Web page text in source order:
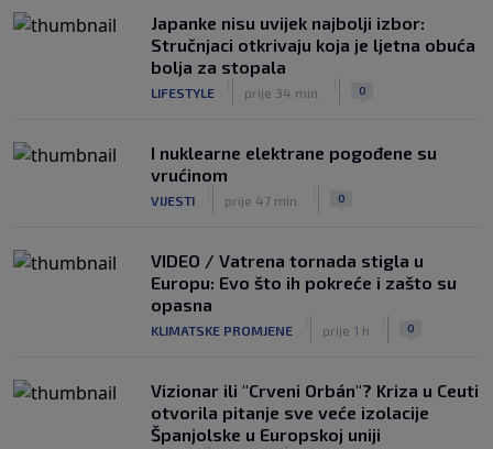
Japanke nisu uvijek najbolji izbor:
Stručnjaci otkrivaju koja je ljetna obuća
bolja za stopala
LIFESTYLE prije 34 min. 0
I nuklearne elektrane pogođene su
vrućinom
VIJESTI prije 47 min. 0
VIDEO / Vatrena tornada stigla u
Europu: Evo što ih pokreće i zašto su
opasna
KLIMATSKE PROMJENE prije 1 h 0
Vizionar ili "Crveni Orbán"? Kriza u Ceuti
otvorila pitanje sve veće izolacije
Španjolske u Europskoj uniji